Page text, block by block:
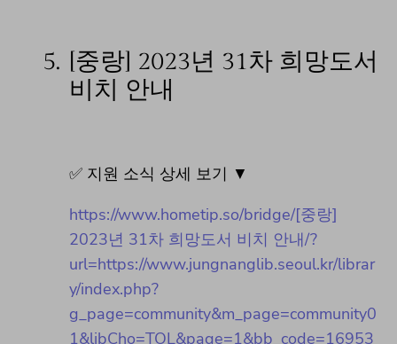
5.
[중랑] 2023년 31차 희망도서
비치 안내
✅ 지원 소식 상세 보기 ▼
https://www.hometip.so/bridge/[중랑]
2023년 31차 희망도서 비치 안내/?
url=https://www.jungnanglib.seoul.kr/librar
y/index.php?
g_page=community&m_page=community0
1&libCho=TOL&page=1&bb_code=16953